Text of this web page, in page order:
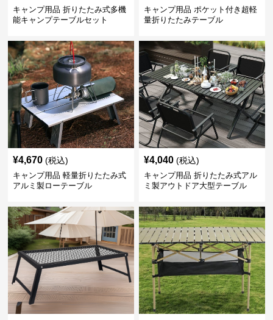
キャンプ用品 折りたたみ式多機
能キャンプテーブルセット
キャンプ用品 ポケット付き超軽
量折りたたみテーブル
¥4,670 (税込)
キャンプ用品 軽量折りたたみ式
アルミ製ローテーブル
¥4,040 (税込)
キャンプ用品 折りたたみ式アル
ミ製アウトドア大型テーブル